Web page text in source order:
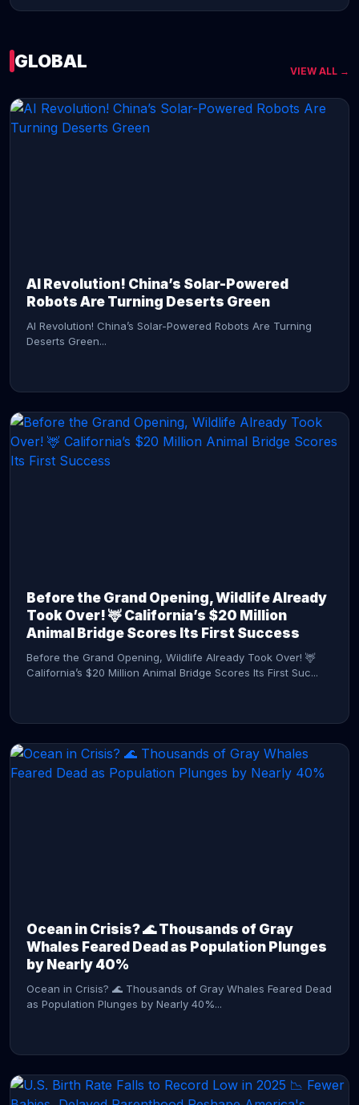
GLOBAL VIEW ALL →
AI Revolution! China’s Solar-Powered
Robots Are Turning Deserts Green
AI Revolution! China’s Solar-Powered Robots Are Turning
Deserts Green...
Before the Grand Opening, Wildlife Already
Took Over! 🦌 California’s $20 Million
Animal Bridge Scores Its First Success
Before the Grand Opening, Wildlife Already Took Over! 🦌
California’s $20 Million Animal Bridge Scores Its First Suc...
Ocean in Crisis? 🌊 Thousands of Gray
Whales Feared Dead as Population Plunges
by Nearly 40%
Ocean in Crisis? 🌊 Thousands of Gray Whales Feared Dead
as Population Plunges by Nearly 40%...